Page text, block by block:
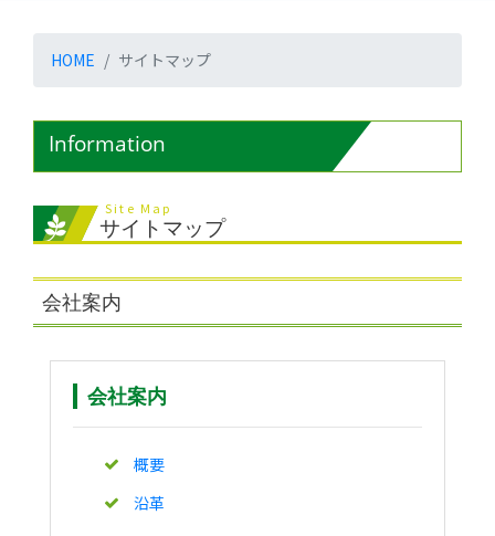
HOME サイトマップ
Information
Site Map
サイトマップ
会社案内
会社案内
概要
沿革